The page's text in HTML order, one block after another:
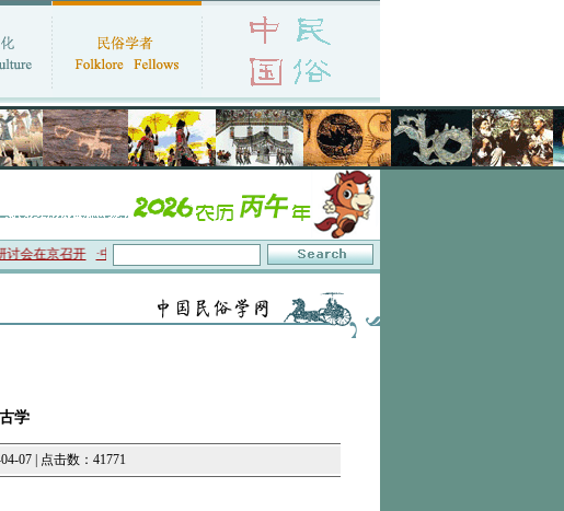
京召开 ·中国民俗学会第十一届代表大会暨2026年年会征文启事
学
07 | 点击数：41771